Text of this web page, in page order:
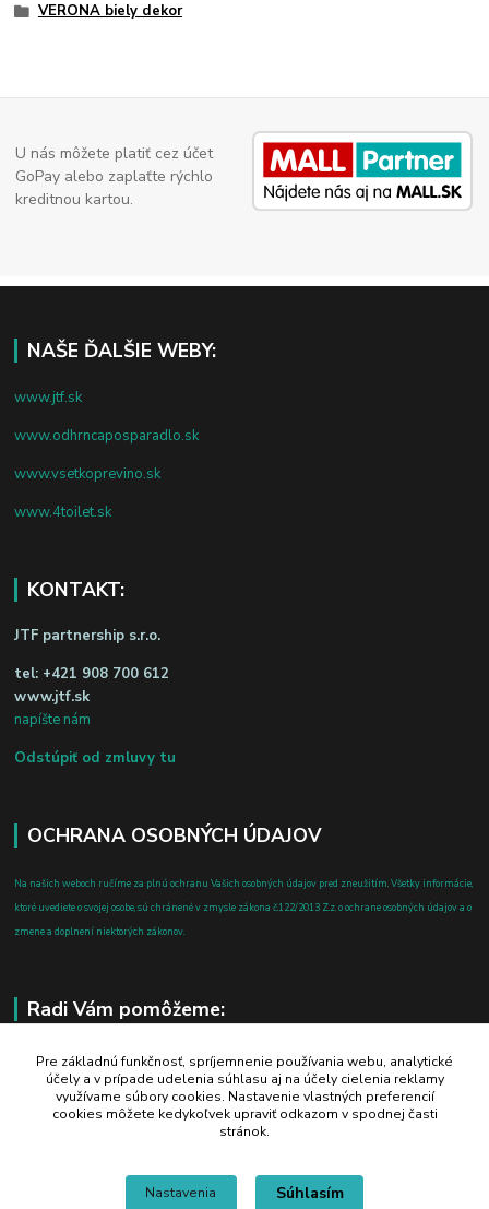
VERONA biely dekor
U nás môžete platiť cez účet
GoPay alebo zaplaťte rýchlo
kreditnou kartou.
NAŠE ĎALŠIE WEBY:
www.jtf.sk
www.odhrncaposparadlo.sk
www.vsetkoprevino.sk
www.4toilet.sk
KONTAKT:
JTF partnership s.r.o.
tel: +421 908 700 612
www.jtf.sk
napíšte nám
Odstúpiť od zmluvy tu
OCHRANA OSOBNÝCH ÚDAJOV
Na našich weboch ručíme za plnú ochranu Vašich osobných údajov pred zneužitím. Všetky informácie,
ktoré uvediete o svojej osobe, sú chránené v zmysle zákona č.122/2013 Z.z. o ochrane osobných údajov a o
zmene a doplnení niektorých zákonov.
Radi Vám pomôžeme:
+421 908 700 612
po-pia: 8.00 - 16.00
business@jtf.sk
Pre základnú funkčnosť, spríjemnenie používania webu, analytické
účely a v prípade udelenia súhlasu aj na účely cielenia reklamy
využívame súbory cookies. Nastavenie vlastných preferencií
cookies môžete kedykoľvek upraviť odkazom v spodnej časti
stránok.
Nastavenia Súhlasím